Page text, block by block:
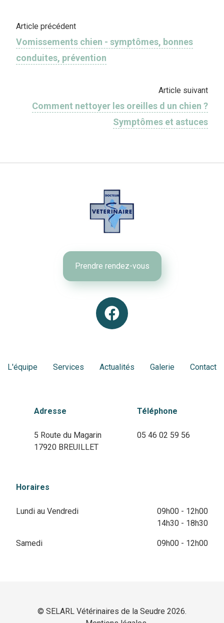
Article précédent
Vomissements chien - symptômes, bonnes
conduites, prévention
Article suivant
Comment nettoyer les oreilles d un chien ?
Symptômes et astuces
Prendre rendez-vous
L'équipe Services Actualités Galerie Contact
Adresse
5 Route du Magarin
17920 BREUILLET
Téléphone
05 46 02 59 56
Horaires
Lundi au Vendredi
09h00 - 12h00
14h30 - 18h30
Samedi 09h00 - 12h00
© SELARL Vétérinaires de la Seudre 2026.